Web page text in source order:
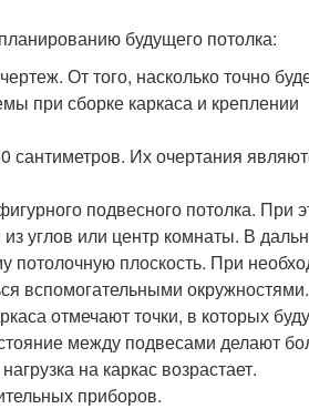
будущего потолка:
От того, насколько точно
при сборке каркаса и креплении
Их очертания
подвесного потолка. При
углов или центр комнаты. В
потолочную плоскость. При
вспомогательными окружностями.
отмечают точки, в которых
между подвесами делают
на каркас возрастает.
приборов.